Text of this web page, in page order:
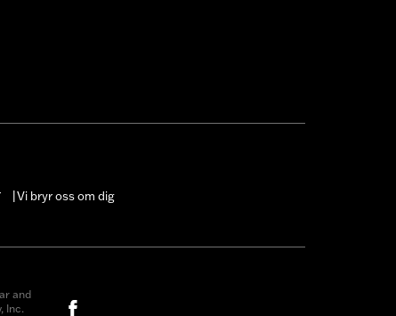
Vi bryr oss om dig
and
Inc.